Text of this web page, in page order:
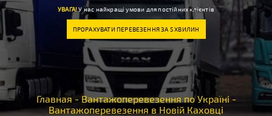
УВАГА!У нас найкращі умови для постійних клієнтів
ПРОРАХУВАТИ ПЕРЕВЕЗЕННЯ ЗА 5 ХВИЛИН
Главная - Вантажоперевезення по Україні -
Вантажоперевезення в Новій Каховці